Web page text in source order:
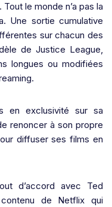
le monde n’a pas la
Une sortie cumulative
sur chacun des
de Justice League,
longues ou modifiées
en exclusivité sur sa
renoncer à son propre
diffuser ses films en
d’accord avec Ted
de Netflix qui